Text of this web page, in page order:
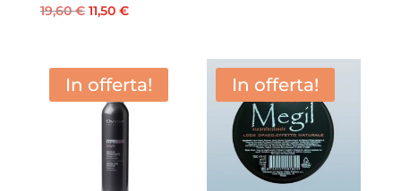
19,60€ Il
era:
19,60 €.
11,50 €Il
è:
11,50 €.
da
8,00 €
a
21,50 €
In offerta! In offerta!